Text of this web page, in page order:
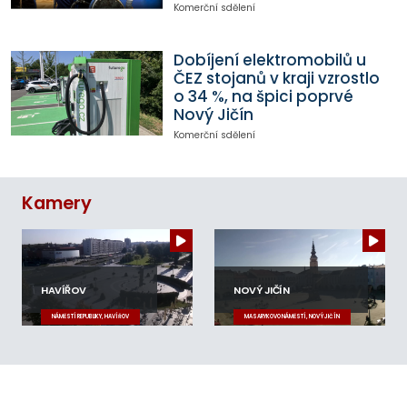
Komerční sdělení
Dobíjení elektromobilů u
ČEZ stojanů v kraji vzrostlo
o 34 %, na špici poprvé
Nový Jičín
Komerční sdělení
Kamery
HAVÍŘOV
NÁMĚSTÍ REPUBLIKY, HAVÍŘOV
NOVÝ JIČÍN
MASARYKOVO NÁMĚSTÍ, NOVÝ JIČÍN